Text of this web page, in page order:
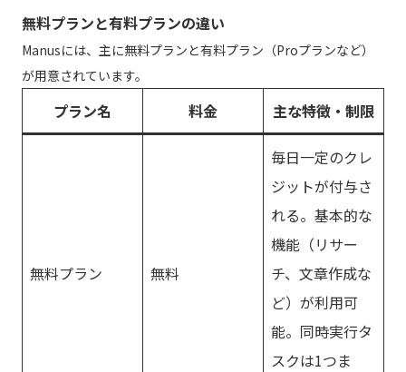
無料プランと有料プランの違い
Manusには、主に無料プランと有料プラン（Proプランなど）
が用意されています。
プラン名 料金 主な特徴・制限
無料プラン 無料
毎日一定のクレ
ジットが付与さ
れる。基本的な
機能（リサー
チ、文章作成な
ど）が利用可
能。同時実行タ
スクは1つま